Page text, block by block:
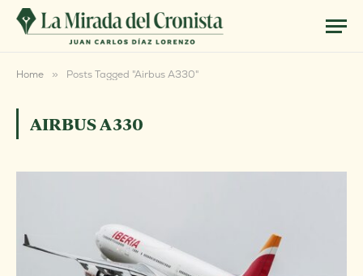
Home » Posts Tagged "Airbus A330"
AIRBUS A330